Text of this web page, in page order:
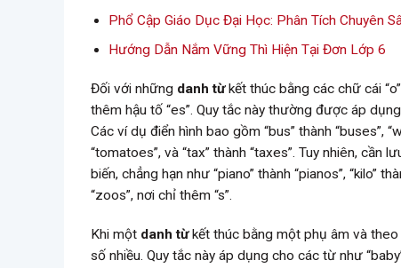
Phổ Cập Giáo Dục Đại Học: Phân Tích Chuyên
Hướng Dẫn Nắm Vững Thì Hiện Tại Đơn Lớp 6
Đối với những danh từkết thúc bằng các chữ cái “o”,
thêm hậu tố “es”. Quy tắc này thường được áp
Các ví dụ điển hình bao gồm “bus” thành “buses”,
“tomatoes”, và “tax” thành “taxes”. Tuy nhiên, cần
biến, chẳng hạn như “piano” thành “pianos”, “kilo”
“zoos”, nơi chỉ thêm “s”.
Khi một danh từkết thúc bằng một phụ âm và theo
số nhiều. Quy tắc này áp dụng cho các từ như